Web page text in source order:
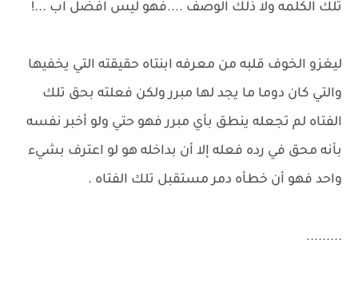
تلك الكلمه ولا ذلك الوصف ....فهو ليس افضل اب ...!
ليغزو الخوف قلبه من معرفه ابنتاه حقيقته التي يخفيها
والتي كان دوما ما يجد لها مبرر ولكن فعلته بحق تلك
الفتاه لم تجعله ينطق بأي مبرر فهو حتي ولو أخبر نفسه
بأنه محق في رده فعله إلا أن بداخله هو لو اعترف بشيء
واحد فهو أن خطأه دمر مستقبل تلك الفتاه .
.........